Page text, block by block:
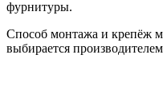
фурнитуры.
Способ монтажа и крепёж
выбирается